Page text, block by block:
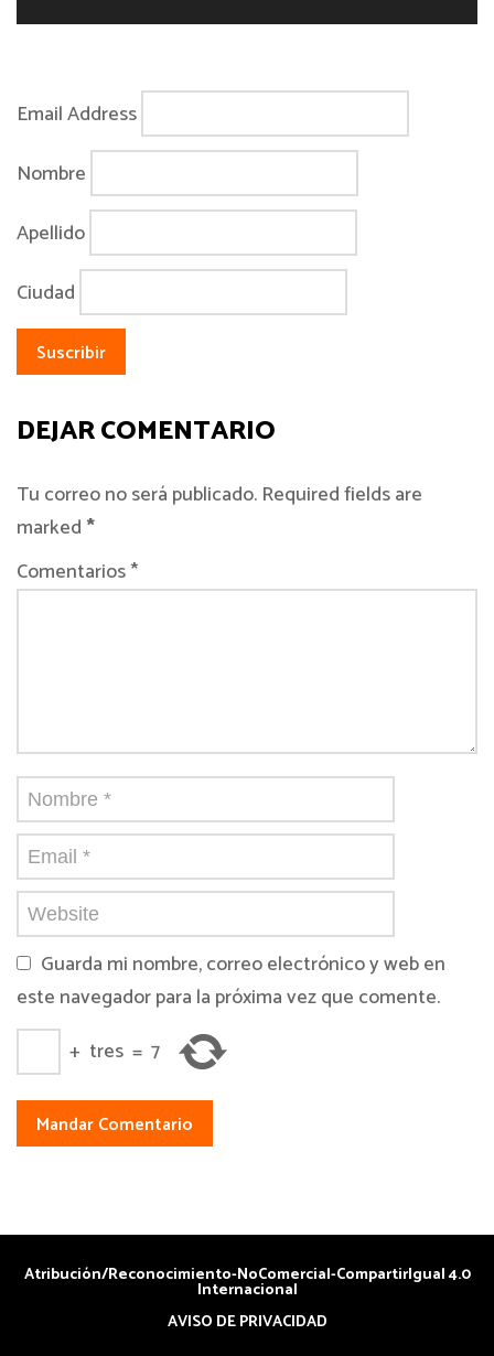
Email Address
Nombre
Apellido
Ciudad
DEJAR COMENTARIO
Tu correo no será publicado. Required fields are
marked*
Comentarios *
Guarda mi nombre, correo electrónico y web en
este navegador para la próxima vez que comente.
+ tres = 7
Atribución/Reconocimiento-NoComercial-CompartirIgual 4.0
Internacional
AVISO DE PRIVACIDAD